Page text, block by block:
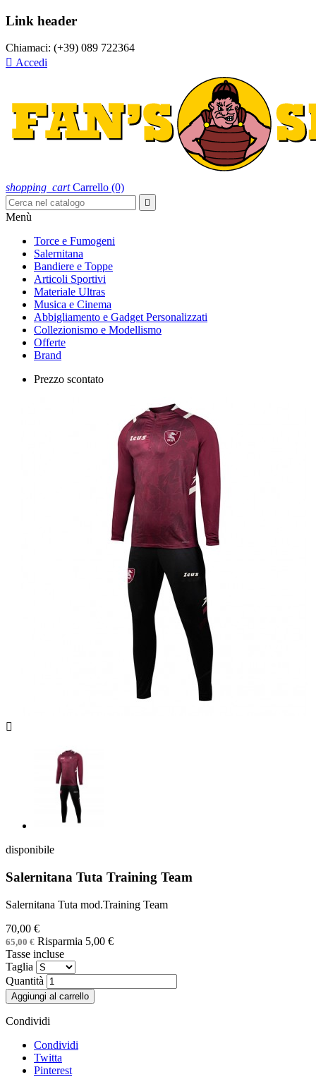
Link header
Chiamaci: (+39) 089 722364
 Accedi
shopping_cart Carrello (0)

Menù
Torce e Fumogeni
Salernitana
Bandiere e Toppe
Articoli Sportivi
Materiale Ultras
Musica e Cinema
Abbigliamento e Gadget Personalizzati
Collezionismo e Modellismo
Offerte
Brand
Prezzo scontato

disponibile
Salernitana Tuta Training Team
Salernitana Tuta mod.Training Team
70,00 €
65,00 € Risparmia 5,00 €
Tasse incluse
Taglia
Quantità
Aggiungi al carrello
Condividi
Condividi
Twitta
Pinterest